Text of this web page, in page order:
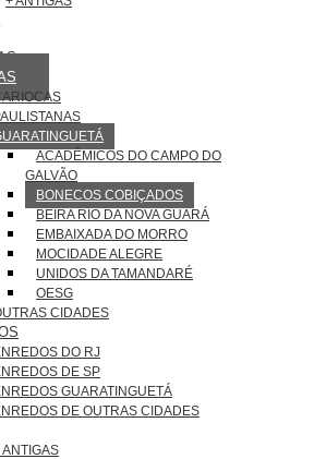
ACADÊMICOS DO CAMPO DO
GALVÃO
BONECOS COBIÇADOS
BEIRA RIO DA NOVA GUARÁ
EMBAIXADA DO MORRO
MOCIDADE ALEGRE
UNIDOS DA TAMANDARÉ
OESG
CIDADES
DO RJ
DE SP
GUARATINGUETÁ
DE OUTRAS CIDADES
ANTIGAS